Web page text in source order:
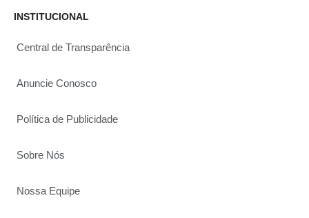
INSTITUCIONAL
Central de Transparência
Anuncie Conosco
Política de Publicidade
Sobre Nós
Nossa Equipe